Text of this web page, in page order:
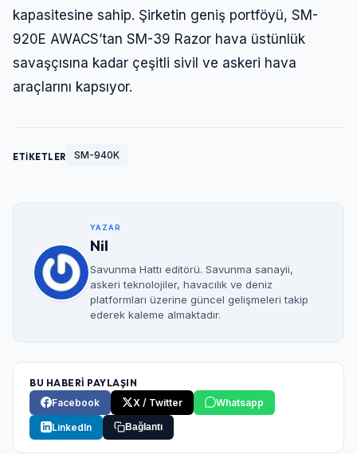
kapasitesine sahip. Şirketin geniş portföyü, SM-
920E AWACS’tan SM-39 Razor hava üstünlük
savaşçısına kadar çeşitli sivil ve askeri hava
araçlarını kapsıyor.
ETİKETLER SM-940K
YAZAR
Nil
Savunma Hattı editörü. Savunma sanayii,
askeri teknolojiler, havacılık ve deniz
platformları üzerine güncel gelişmeleri takip
ederek kaleme almaktadır.
BU HABERİ PAYLAŞIN
Facebook
X / Twitter Whatsapp
LinkedIn Bağlantı